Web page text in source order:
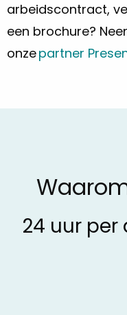
arbeidscontract,
een brochure?
onzepartner
24 uur per